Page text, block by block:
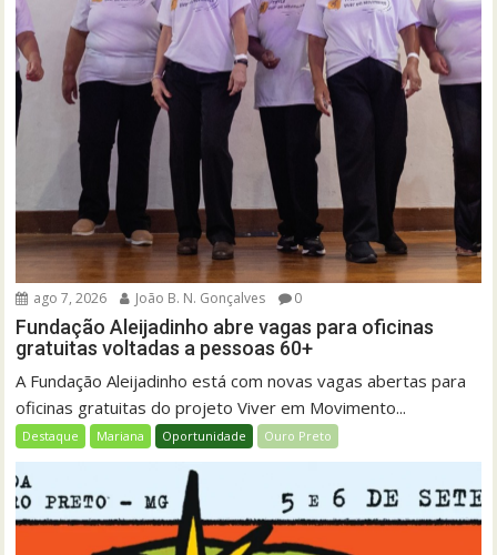
ago 7, 2026 João B. N. Gonçalves 0
Fundação Aleijadinho abre vagas para oficinas
gratuitas voltadas a pessoas 60+
A Fundação Aleijadinho está com novas vagas abertas para
oficinas gratuitas do projeto Viver em Movimento...
Destaque Mariana Oportunidade Ouro Preto